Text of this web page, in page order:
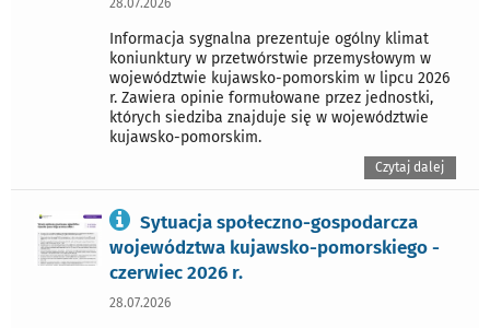
28.07.2026
Informacja sygnalna prezentuje ogólny klimat
koniunktury w przetwórstwie przemysłowym w
województwie kujawsko-pomorskim w lipcu 2026
r. Zawiera opinie formułowane przez jednostki,
których siedziba znajduje się w województwie
kujawsko-pomorskim.
Czytaj dalej
Sytuacja społeczno-gospodarcza
województwa kujawsko-pomorskiego -
czerwiec 2026 r.
28.07.2026